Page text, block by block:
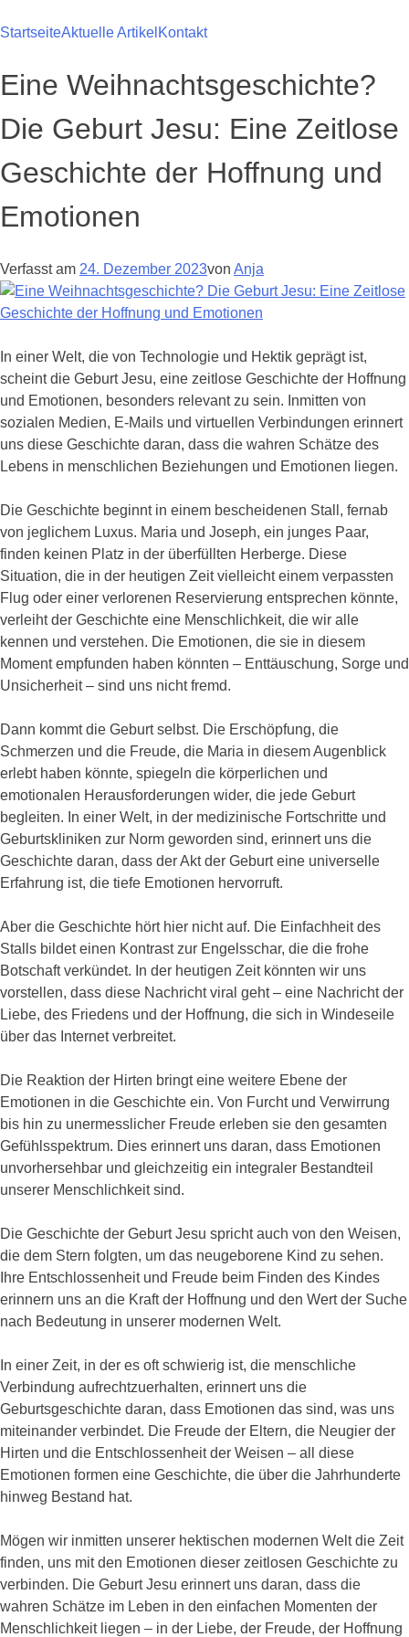
Inhalt
StartseiteAktuelle Artikel Kontakt
Eine Weihnachtsgeschichte?
Die Geburt Jesu: Eine Zeitlose
Geschichte der Hoffnung und
Emotionen
Verfasst am 24. Dezember 2023von Anja
In einer Welt, die von Technologie und Hektik geprägt ist,
scheint die Geburt Jesu, eine zeitlose Geschichte der Hoffnung
und Emotionen, besonders relevant zu sein. Inmitten von
sozialen Medien, E-Mails und virtuellen Verbindungen erinnert
uns diese Geschichte daran, dass die wahren Schätze des
Lebens in menschlichen Beziehungen und Emotionen liegen.
Die Geschichte beginnt in einem bescheidenen Stall, fernab
von jeglichem Luxus. Maria und Joseph, ein junges Paar,
finden keinen Platz in der überfüllten Herberge. Diese
Situation, die in der heutigen Zeit vielleicht einem verpassten
Flug oder einer verlorenen Reservierung entsprechen könnte,
verleiht der Geschichte eine Menschlichkeit, die wir alle
kennen und verstehen. Die Emotionen, die sie in diesem
Moment empfunden haben könnten – Enttäuschung, Sorge und
Unsicherheit – sind uns nicht fremd.
Dann kommt die Geburt selbst. Die Erschöpfung, die
Schmerzen und die Freude, die Maria in diesem Augenblick
erlebt haben könnte, spiegeln die körperlichen und
emotionalen Herausforderungen wider, die jede Geburt
begleiten. In einer Welt, in der medizinische Fortschritte und
Geburtskliniken zur Norm geworden sind, erinnert uns die
Geschichte daran, dass der Akt der Geburt eine universelle
Erfahrung ist, die tiefe Emotionen hervorruft.
Aber die Geschichte hört hier nicht auf. Die Einfachheit des
Stalls bildet einen Kontrast zur Engelsschar, die die frohe
Botschaft verkündet. In der heutigen Zeit könnten wir uns
vorstellen, dass diese Nachricht viral geht – eine Nachricht der
Liebe, des Friedens und der Hoffnung, die sich in Windeseile
über das Internet verbreitet.
Die Reaktion der Hirten bringt eine weitere Ebene der
Emotionen in die Geschichte ein. Von Furcht und Verwirrung
bis hin zu unermesslicher Freude erleben sie den gesamten
Gefühlsspektrum. Dies erinnert uns daran, dass Emotionen
unvorhersehbar und gleichzeitig ein integraler Bestandteil
unserer Menschlichkeit sind.
Die Geschichte der Geburt Jesu spricht auch von den Weisen,
die dem Stern folgten, um das neugeborene Kind zu sehen.
Ihre Entschlossenheit und Freude beim Finden des Kindes
erinnern uns an die Kraft der Hoffnung und den Wert der Suche
nach Bedeutung in unserer modernen Welt.
In einer Zeit, in der es oft schwierig ist, die menschliche
Verbindung aufrechtzuerhalten, erinnert uns die
Geburtsgeschichte daran, dass Emotionen das sind, was uns
miteinander verbindet. Die Freude der Eltern, die Neugier der
Hirten und die Entschlossenheit der Weisen – all diese
Emotionen formen eine Geschichte, die über die Jahrhunderte
hinweg Bestand hat.
Mögen wir inmitten unserer hektischen modernen Welt die Zeit
finden, uns mit den Emotionen dieser zeitlosen Geschichte zu
verbinden. Die Geburt Jesu erinnert uns daran, dass die
wahren Schätze im Leben in den einfachen Momenten der
Menschlichkeit liegen – in der Liebe, der Freude, der Hoffnung